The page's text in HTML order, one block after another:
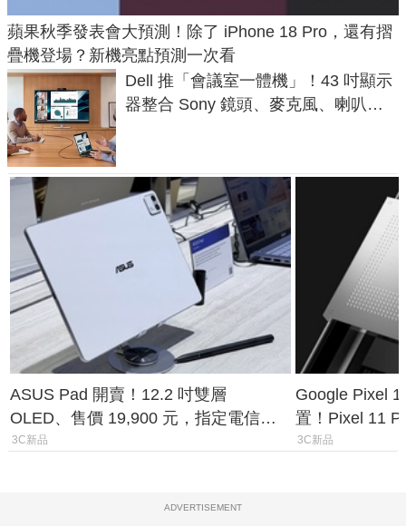
蘋果秋季發表會大預測！除了 iPhone 18 Pro，還有摺
疊機登場？新機亮點預測一次看
Dell 推「會議室一體機」！43 吋顯示
器整合 Sony 鏡頭、麥克風、喇叭，
ASUS Pad 開賣！12.2 吋雙層
OLED、售價 19,900 元，指定電信資
費最低 0 元入手
3C新品
Google Pixel
置！Pixel 11
1.6%
3C新品
ADVERTISEMENT